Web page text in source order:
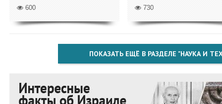
600 730
ПОКАЗАТЬ ЕЩЁ В РАЗДЕЛЕ "НАУКА И